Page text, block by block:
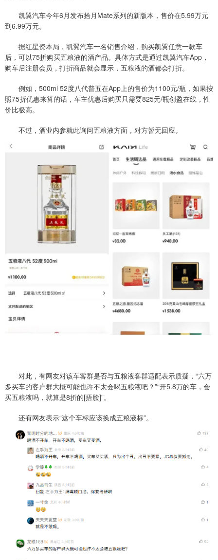
凯翼汽车今年6月发布拾月Mate系列的新版本，售价在5.99万元
到6.99万元。
据红星资本局，凯翼汽车一名销售介绍，购买凯翼任意一款车
后，可以75折购买五粮液的酒产品。具体方式是通过凯翼汽车App，
购车后注册会员，打折商品就会显示，五粮液的酒都会打折。
例如，500ml 52度八代普五在App上的售价为1100元/瓶，如果按
照75折优惠来算的话，车主优惠后购买只需要825元/瓶创盈在线，性
价比极高。
不过，酒业内参就此询问五粮液方面，对方暂无回应。
对此，有网友对该车客群是否与五粮液客群适配表示质疑，“六万
多买车的客户群大概可能也许不太会喝五粮液吧？”“开5.8万的车，会
买五粮液吗，就算是8折的[捂脸]”。
还有网友表示“这个车标应该换成五粮液标”。